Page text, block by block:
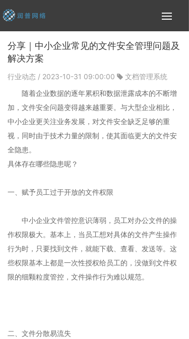
分享｜中小企业常见的文件安全管理问题及
解决方案
行业动态 / 2023-10-31 09:00:00
文档管理系统
随着企业数据的逐年累积和数据泄露成本的不断增
加，文件安全问题变得越来越重要。与大型企业相比，
中小企业更关注业务发展，对文件安全缺乏足够的重
视，同时由于技术力量的限制，使其面临更大的文件安
全隐患。
具体存在哪些隐患呢？
一、赋予员工过于开放的文件权限
中小企业文件管控意识薄弱，员工对办公文件的操
作权限极大。基本上，当员工想对具体的文件产生操作
行为时，只要找到文件，就能下载、查看、发送等。这
些权限基本上都是一次性授权给员工的，没做到文件权
限的细颗粒度管控，文件操作行为难以规范。
二、文件分散易流失